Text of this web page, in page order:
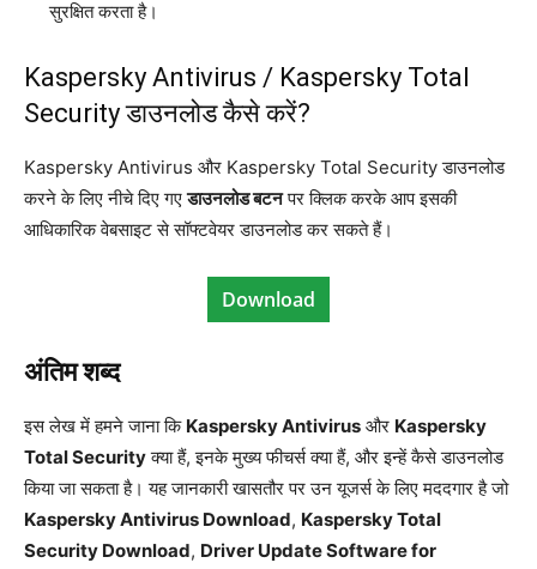
सुरक्षित करता है।
Kaspersky Antivirus / Kaspersky Total
Security डाउनलोड कैसे करें?
Kaspersky Antivirus और Kaspersky Total Security डाउनलोड
करने के लिए नीचे दिए गएडाउनलोड बटनपर क्लिक करके आप इसकी
आधिकारिक वेबसाइट से सॉफ्टवेयर डाउनलोड कर सकते हैं।
Download
अंतिम शब्द
इस लेख में हमने जाना कि Kaspersky Antivirus और Kaspersky
Total Securityक्या हैं, इनके मुख्य फीचर्स क्या हैं, और इन्हें कैसे डाउनलोड
किया जा सकता है। यह जानकारी खासतौर पर उन यूजर्स के लिए मददगार है जो
Kaspersky Antivirus Download, Kaspersky Total
Security Download, Driver Update Software for